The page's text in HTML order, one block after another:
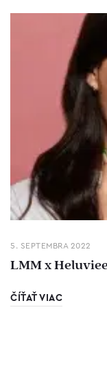
5. SEPTEMBRA 2022
LMM x
ČÍŤAŤ VIAC